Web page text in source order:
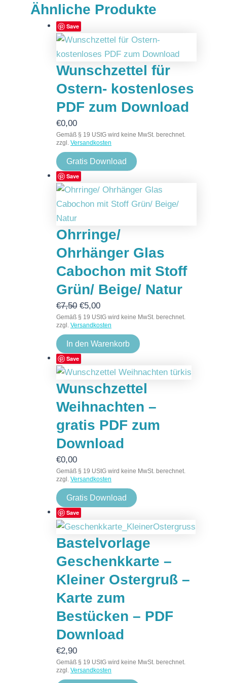
Ähnliche Produkte
Save
Wunschzettel für
Ostern- kostenloses
PDF zum Download
€0,00
Gemäß § 19 UStG wird keine MwSt. berechnet.
zzgl. Versandkosten
Gratis Download
Save
Ohrringe/
Ohrhänger Glas
Cabochon mit Stoff
Grün/ Beige/ Natur
€7,50 €5,00
Gemäß § 19 UStG wird keine MwSt. berechnet.
zzgl. Versandkosten
In den Warenkorb
Save
Wunschzettel
Weihnachten –
gratis PDF zum
Download
€0,00
Gemäß § 19 UStG wird keine MwSt. berechnet.
zzgl. Versandkosten
Gratis Download
Save
Bastelvorlage
Geschenkkarte –
Kleiner Ostergruß –
Karte zum
Bestücken – PDF
Download
€2,90
Gemäß § 19 UStG wird keine MwSt. berechnet.
zzgl. Versandkosten